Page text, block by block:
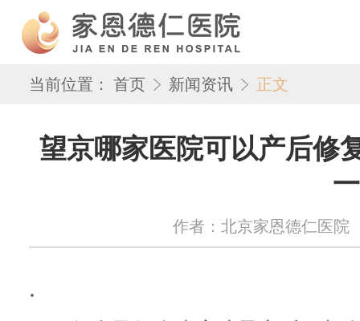
当前位置： 首页 新闻资讯 正文
望京哪家医院可以产后修
作者：北京家恩德仁医院
.